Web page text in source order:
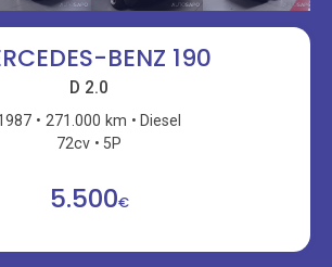
BENZ 190
D 2.0
271.000 km
Diesel
72cv
5P
5.500€